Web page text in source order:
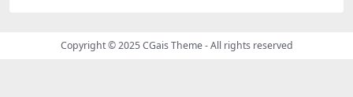
Copyright © 2025CGais Theme- All rights reserved